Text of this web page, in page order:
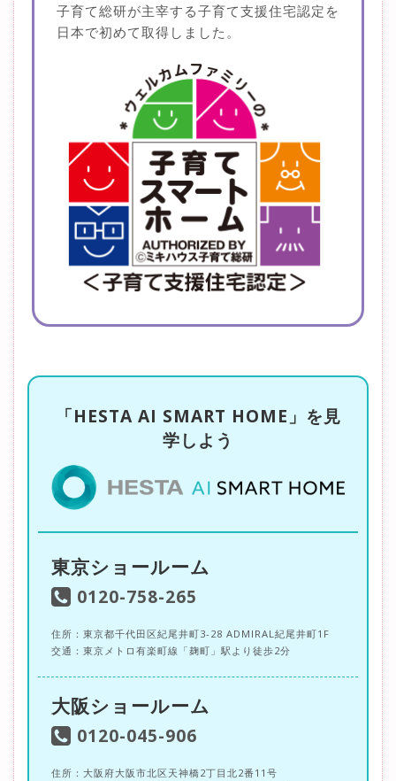
子育て総研が主宰する子育て支援住宅認定を
日本で初めて取得しました。
「HESTA AI SMART HOME」を見
学しよう
東京ショールーム
0120-758-265
住所：東京都千代田区紀尾井町3-28 ADMIRAL紀尾井町1F
交通：東京メトロ有楽町線「麹町」駅より徒歩2分
大阪ショールーム
0120-045-906
住所：大阪府大阪市北区天神橋2丁目北2番11号